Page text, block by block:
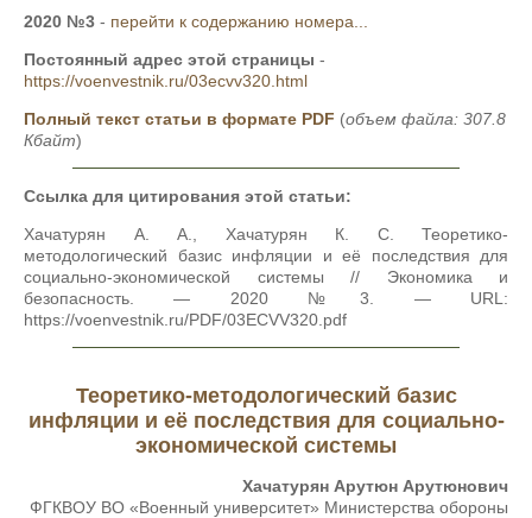
2020 №3 - перейти к содержанию номера...
Постоянный адрес этой страницы -
https://voenvestnik.ru/03ecvv320.html
Полный текст статьи в формате PDF (объем файла: 307.8
Кбайт)
Ссылка для цитирования этой статьи:
Хачатурян А. А., Хачатурян К. С. Теоретико-
методологический базис инфляции и её последствия для
социально-экономической системы // Экономика и
безопасность. — 2020 №3. — URL:
https://voenvestnik.ru/PDF/03ECVV320.pdf
Теоретико-методологический базис
инфляции и её последствия для социально-
экономической системы
Хачатурян Арутюн Арутюнович
ФГКВОУ ВО «Военный университет» Министерства обороны